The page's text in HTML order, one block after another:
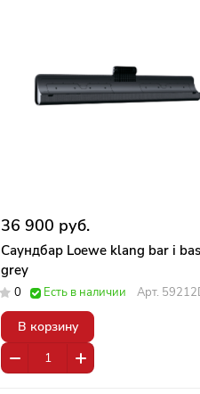
36 900 руб.
Саундбар Loewe klang bar i
grey
0 Есть в наличии Арт.
В корзину